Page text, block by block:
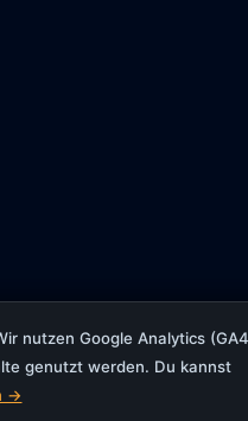
nutzen Google Analytics
genutzt werden. Du kannst
→